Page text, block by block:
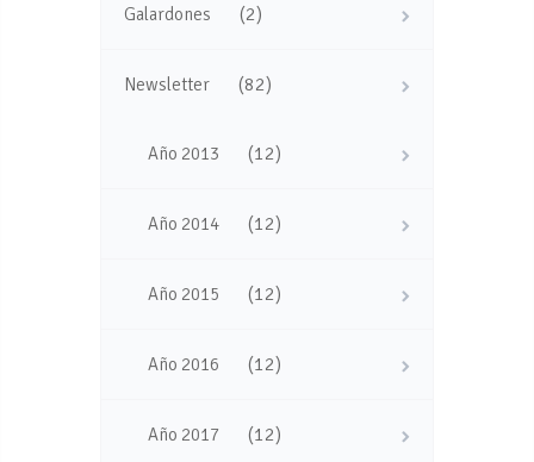
Galardones (2)
Newsletter (82)
Año 2013 (12)
Año 2014 (12)
Año 2015 (12)
Año 2016 (12)
Año 2017 (12)